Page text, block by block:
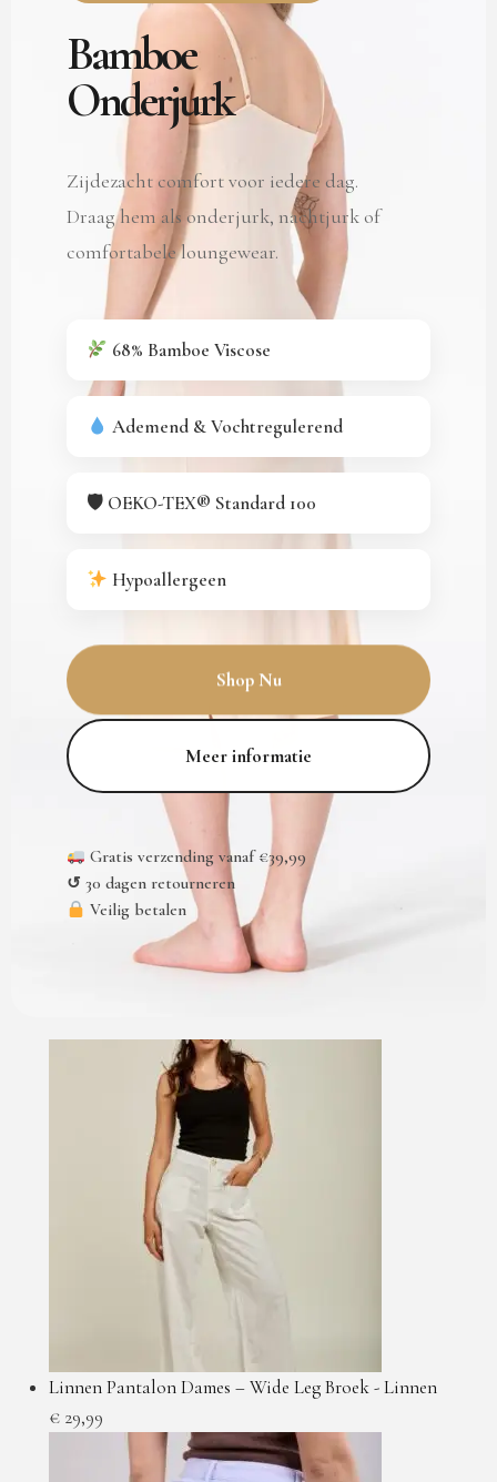
Bamboe
Onderjurk
Zijdezacht comfort voor iedere dag.
Draag hem als onderjurk, nachtjurk of
comfortabele loungewear.
68% Bamboe Viscose
Ademend & Vochtregulerend
🛡 OEKO-TEX® Standard 100
Hypoallergeen
Shop Nu
Meer informatie
Gratis verzending vanaf €39,99
↺ 30 dagen retourneren
Veilig betalen
Linnen Pantalon Dames – Wide Leg Broek - Linnen
€ 29,99